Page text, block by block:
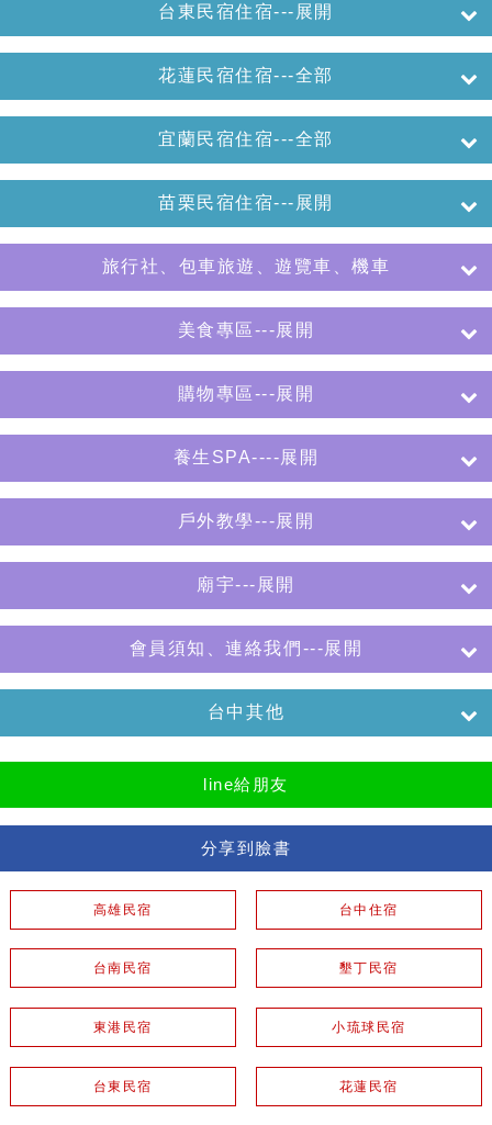
台東民宿住宿---展開
花蓮民宿住宿---全部
宜蘭民宿住宿---全部
苗栗民宿住宿---展開
旅行社、包車旅遊、遊覽車、機車
美食專區---展開
購物專區---展開
養生SPA----展開
戶外教學---展開
廟宇---展開
會員須知、連絡我們---展開
台中其他
line給朋友
分享到臉書
高雄民宿 台中住宿
台南民宿 墾丁民宿
東港民宿 小琉球民宿
台東民宿 花蓮民宿